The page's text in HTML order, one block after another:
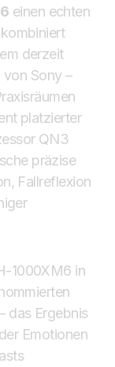
einen echten
derzeit
von Sony –
platzierter
QN3
präzise
Fallreflexion
1000XM6 in
das Ergebnis
Emotionen